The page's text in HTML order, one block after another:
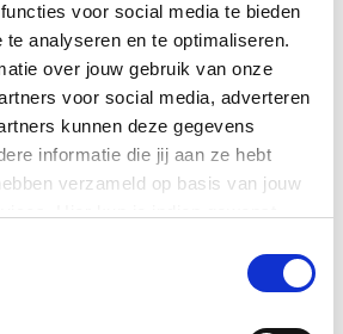
voor social media te bieden
analyseren en te optimaliseren.
over jouw gebruik van onze
voor social media, adverteren
kunnen deze gegevens
informatie die jij aan ze hebt
verzameld op basis van jouw
website blijft gebruiken.
tot
gevolgd. Deze
'Ik deel mijn ervaring met
opleiding duurt een
ga je iedere